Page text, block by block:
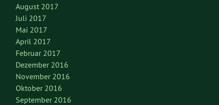
August 2017
Juli 2017
Mai 2017
April 2017
Februar 2017
Dezember 2016
November 2016
Oktober 2016
September 2016